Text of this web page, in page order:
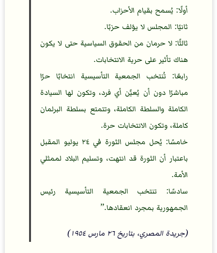
أولًا: يُسمح بقيام الأحزاب.
ثانيًا: المجلس لا يؤلف حزبًا.
ثالثًا: لا حرمان من الحقوق السياسية حتى لا يكون
هناك تأثير على حرية الانتخابات.
رابعًا: تُنتخب الجمعية التأسيسية انتخابًا حرًا
مباشرًا دون أن يُعيَّن أي فرد، وتكون لها السيادة
الكاملة والسلطة الكاملة، وتتمتع بسلطة البرلمان
كاملة، وتكون الانتخابات حرة.
خامسًا: يُحل مجلس الثورة في ٢٤ يوليو المقبل
باعتبار أن الثورة قد انتهت، وتسليم البلاد لممثلي
الأمة.
سادسًا: تنتخب الجمعية التأسيسية رئيس
الجمهورية بمجرد انعقادها.
(جريدة المصري، بتاريخ ٢٦ مارس ١٩٥٤)